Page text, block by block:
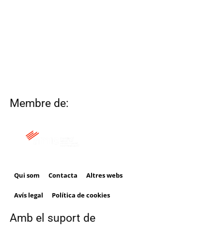
Membre de:
Qui som Contacta Altres webs
Avís legal Política de cookies
Amb el suport de